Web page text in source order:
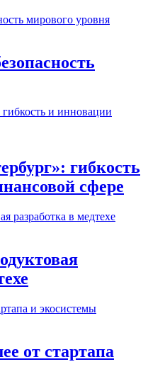
гибкость
сфере
от стартапа